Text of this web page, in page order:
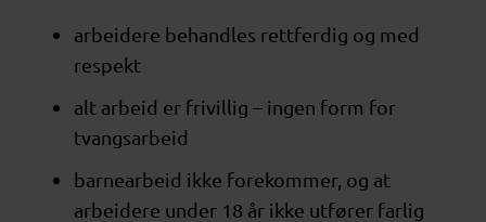
arbeidere behandles rettferdig og med
respekt
alt arbeid er frivillig – ingen form for
tvangsarbeid
barnearbeid ikke forekommer, og at
arbeidere under 18 år ikke utfører farlig